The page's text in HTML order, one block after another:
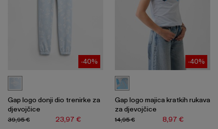
-40%
Gap logo donji dio trenirke za
djevojčice
23,97 €
39,95 €
-40%
Gap logo majica kratkih rukava
za djevojčice
8,97 €
14,95 €